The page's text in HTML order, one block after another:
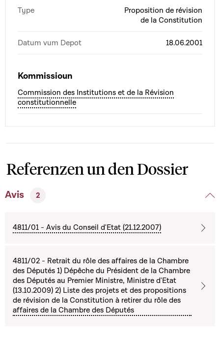
Type
Proposition de révision
de la Constitution
Datum vum Depot 18.06.2001
Kommissioun
Commission des Institutions et de la Révision
constitutionnelle
Referenzen un den Dossier
Avis 2
4811/01 - Avis du Conseil d'Etat (21.12.2007)
4811/02 - Retrait du rôle des affaires de la Chambre
des Députés 1) Dépêche du Président de la Chambre
des Députés au Premier Ministre, Ministre d'Etat
(13.10.2009) 2) Liste des projets et des propositions
de révision de la Constitution à retirer du rôle des
affaires de la Chambre des Députés